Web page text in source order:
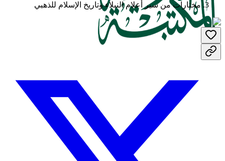
مختارات من سير أعلام النبلاء وتاريخ الإسلام للذهبي